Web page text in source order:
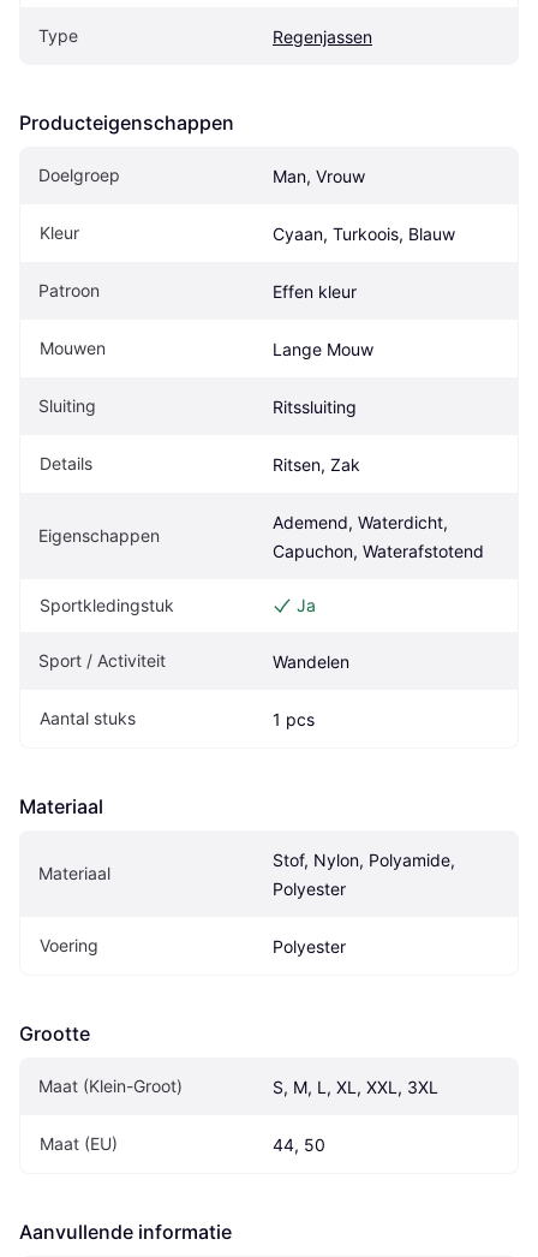
Type Regenjassen
Producteigenschappen
Doelgroep Man, Vrouw
Kleur Cyaan, Turkoois, Blauw
Patroon Effen kleur
Mouwen Lange Mouw
Sluiting Ritssluiting
Details Ritsen, Zak
Eigenschappen
Ademend, Waterdicht,
Capuchon, Waterafstotend
Sportkledingstuk Ja
Sport / Activiteit Wandelen
Aantal stuks 1 pcs
Materiaal
Materiaal
Stof, Nylon, Polyamide,
Polyester
Voering Polyester
Grootte
Maat (Klein-Groot) S, M, L, XL, XXL, 3XL
Maat (EU) 44, 50
Aanvullende informatie